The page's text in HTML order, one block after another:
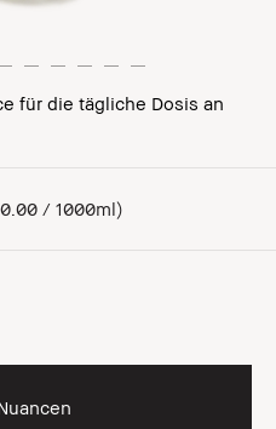
für die tägliche Dosis an
/ 1000ml)